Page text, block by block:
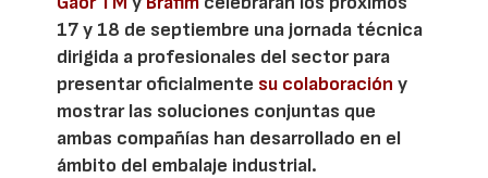
17 y 18 de septiembre una jornada técnica
dirigida a profesionales del sector para
presentar oficialmente su colaboración y
mostrar las soluciones conjuntas que
ambas compañías han desarrollado en el
ámbito del embalaje industrial.